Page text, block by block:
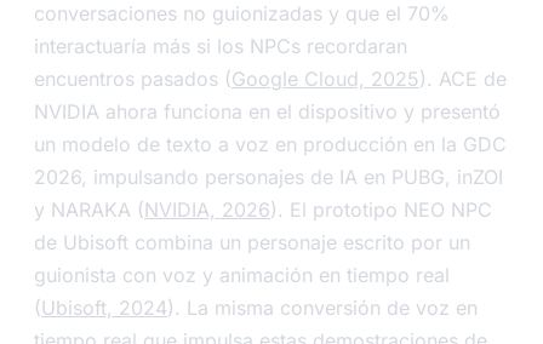
conversaciones no guionizadas y que el 70%
interactuaría más si los NPCs recordaran
encuentros pasados (Google Cloud, 2025). ACE de
NVIDIA ahora funciona en el dispositivo y presentó
un modelo de texto a voz en producción en la GDC
2026, impulsando personajes de IA en PUBG, inZOI
y NARAKA (NVIDIA, 2026). El prototipo NEO NPC
de Ubisoft combina un personaje escrito por un
guionista con voz y animación en tiempo real
(Ubisoft, 2024). La misma conversión de voz en